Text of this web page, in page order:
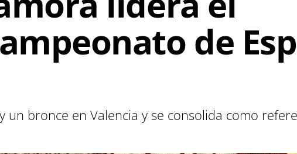
de
bronce en Valencia y se consolida como